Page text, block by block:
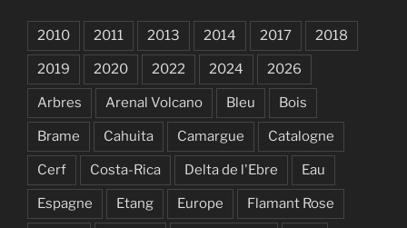
2010 2011 2013 2014 2017 2018
2019 2020 2022 2024 2026
Arbres Arenal Volcano Bleu Bois
Brame Cahuita Camargue Catalogne
Cerf Costa-Rica Delta de l'Ebre Eau
Espagne Etang Europe Flamant Rose